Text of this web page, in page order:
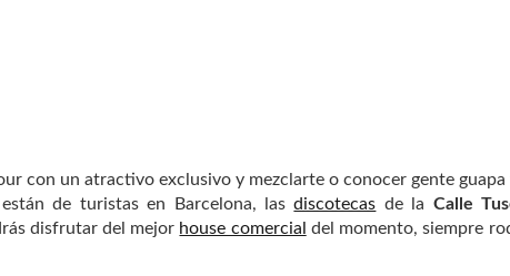
con un atractivo exclusivo y mezclarte o conocer gente
de turistas en Barcelona, lasdiscotecas de la Calle
disfrutar del mejor house comercial del momento, siempre